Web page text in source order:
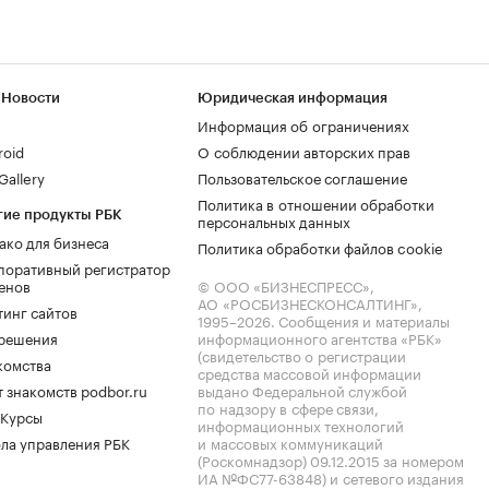
продукты РБК
для бизнеса
регистратор
сайтов
знакомств podbor.ru
управления РБК
Юридическая информация
Информация об ограничениях
О соблюдении авторских прав
Пользовательское соглашение
Политика в отношении обработки
персональных данных
Политика обработки файлов cookie
© ООО «БИЗНЕСПРЕСС»,
АО «РОСБИЗНЕСКОНСАЛТИНГ»,
1995–2026. Сообщения и материалы
информационного агентства «РБК»
(свидетельство о регистрации
средства массовой информации
выдано Федеральной службой
по надзору в сфере связи,
информационных технологий
и массовых коммуникаций
(Роскомнадзор) 09.12.2015 за номером
ИА №ФС77-63848) и сетевого издания